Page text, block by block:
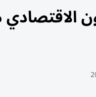
الاقتصادي